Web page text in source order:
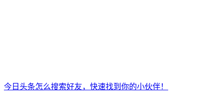
今日头条怎么搜索好友，快速找到你的小伙伴！